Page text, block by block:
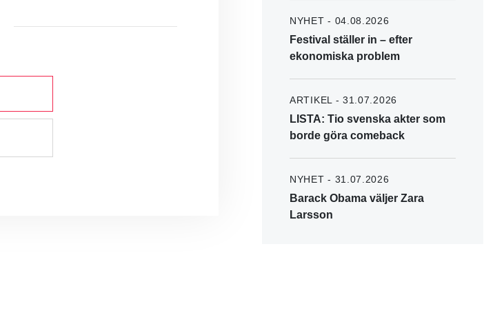
NYHET - 04.08.2026
Festival ställer in – efter
ekonomiska problem
ARTIKEL - 31.07.2026
LISTA: Tio svenska akter som
borde göra comeback
NYHET - 31.07.2026
Barack Obama väljer Zara
Larsson